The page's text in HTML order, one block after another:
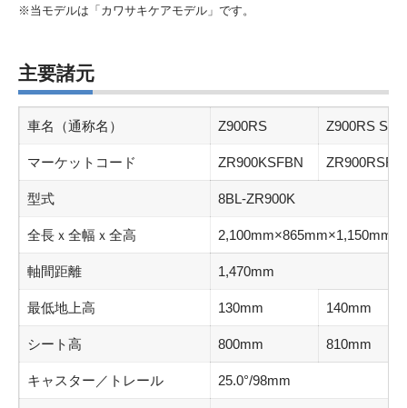
※当モデルは「カワサキケアモデル」です。
主要諸元
車名（通称名） Z900RS Z900RS SE
マーケットコード ZR900KSFBN
型式 8BL-ZR900K
全長ｘ全幅ｘ全高 2,100mm×865mm×1,150mm
軸間距離 1,470mm
最低地上高 130mm 140mm
シート高 800mm 810mm
キャスター／トレール 25.0°/98mm